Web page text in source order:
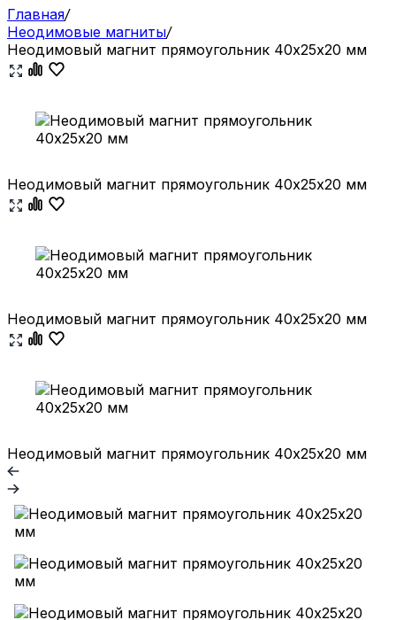
Главная/
Неодимовые магниты/
Неодимовый магнит прямоугольник 40х25х20 мм
Неодимовый магнит прямоугольник 40х25х20 мм
Неодимовый магнит прямоугольник 40х25х20 мм
Неодимовый магнит прямоугольник 40х25х20 мм